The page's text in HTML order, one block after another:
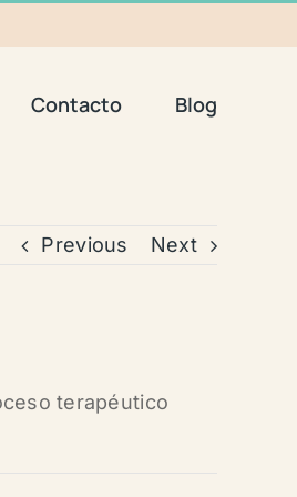
Contacto Blog
Previous Next
terapéutico